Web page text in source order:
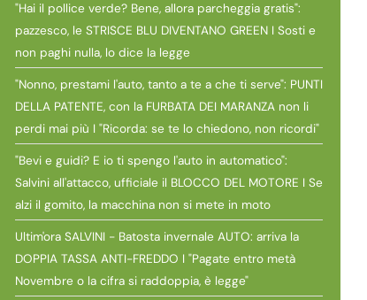
"Hai il pollice verde? Bene, allora parcheggia gratis":
pazzesco, le STRISCE BLU DIVENTANO GREEN I Sosti e
non paghi nulla, lo dice la legge
"Nonno, prestami l'auto, tanto a te a che ti serve": PUNTI
DELLA PATENTE, con la FURBATA DEI MARANZA non li
perdi mai più I "Ricorda: se te lo chiedono, non ricordi"
"Bevi e guidi? E io ti spengo l'auto in automatico":
Salvini all'attacco, ufficiale il BLOCCO DEL MOTORE I Se
alzi il gomito, la macchina non si mete in moto
Ultim'ora SALVINI - Batosta invernale AUTO: arriva la
DOPPIA TASSA ANTI-FREDDO I "Pagate entro metà
Novembre o la cifra si raddoppia, è legge"